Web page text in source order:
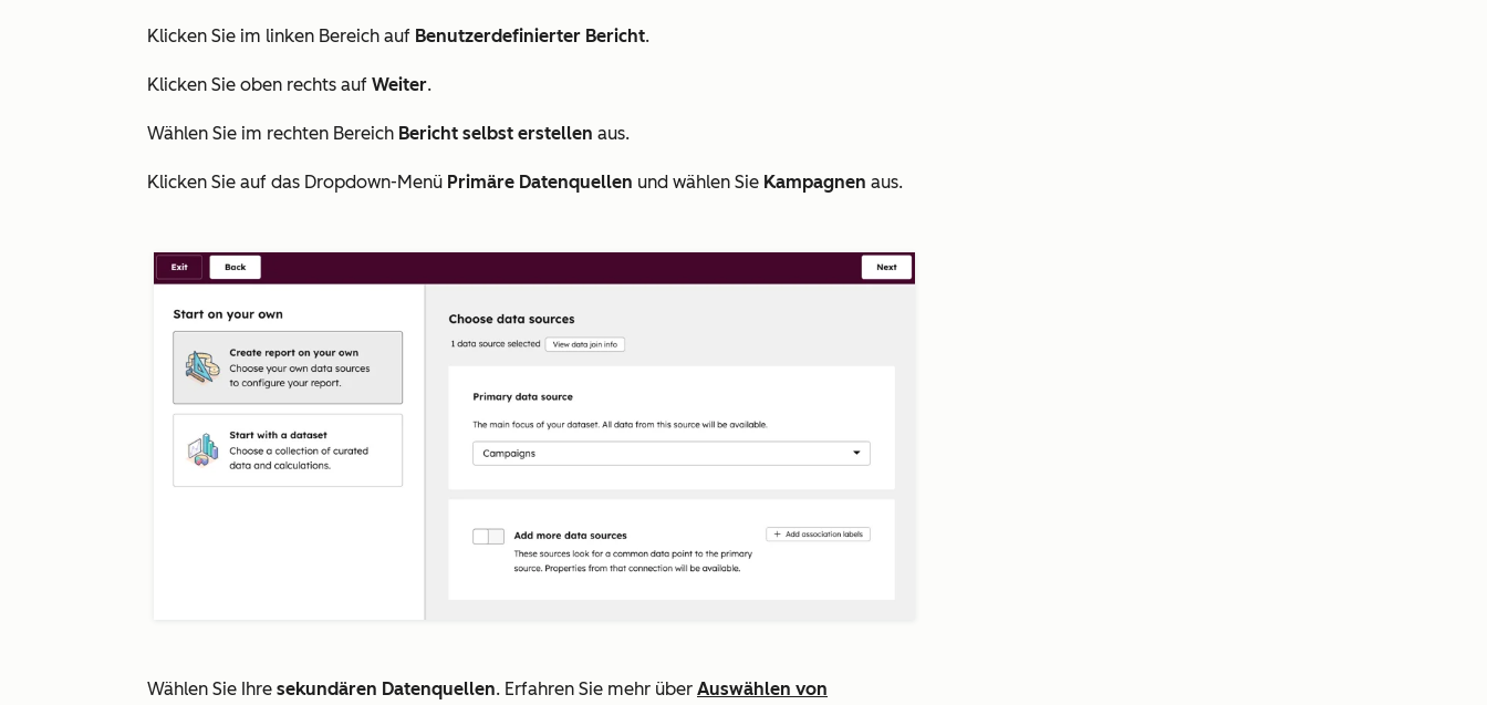
Klicken Sie im linken Bereich auf Benutzerdefinierter Bericht.
Klicken Sie oben rechts auf Weiter.
Wählen Sie im rechten Bereich Bericht selbst erstellen aus.
Klicken Sie auf das Dropdown-Menü Primäre Datenquellen und wählen Sie Kampagnen aus.
Wählen Sie Ihre sekundären Datenquellen. Erfahren Sie mehr über Auswählen von